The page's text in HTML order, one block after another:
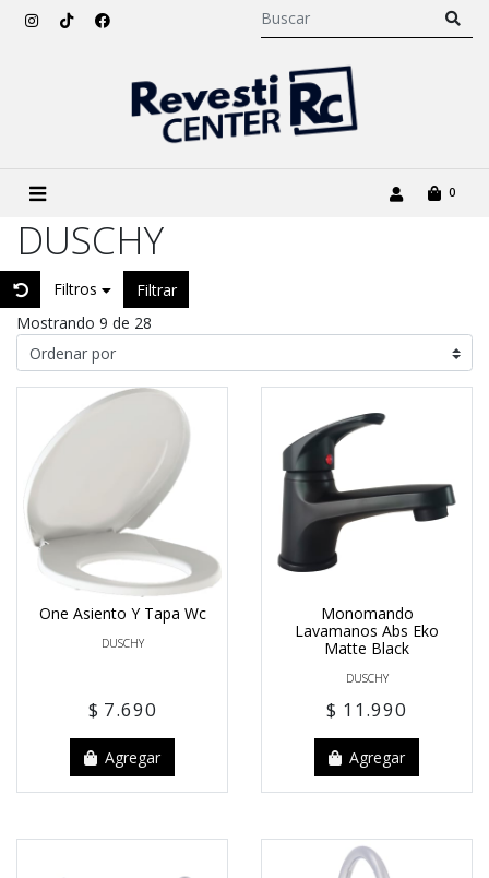
0
DUSCHY
Filtros
Filtrar
Mostrando 9 de 28
One Asiento Y Tapa Wc
DUSCHY
$ 7.690
Agregar
Monomando
Lavamanos Abs Eko
Matte Black
DUSCHY
$ 11.990
Agregar